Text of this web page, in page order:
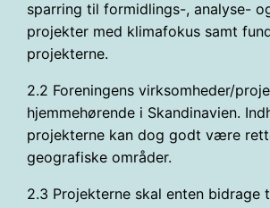
sparring til formidlings-, analyse-
projekter med klimafokus samt
projekterne.
2.2 Foreningens virksomheder/
hjemmehørende i Skandinavien.
projekterne kan dog godt være
geografiske områder.
2.3 Projekterne skal enten